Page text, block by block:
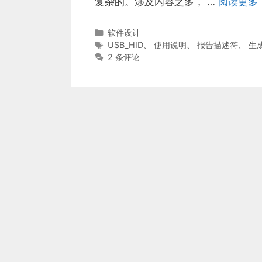
分
类
软件设计
标
签
USB_HID、 使用说明 报告描述符、 生
2 条评论